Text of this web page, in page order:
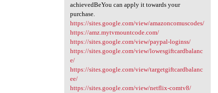
achievedBeYou can apply it towards your
purchase.
https://sites.google.com/view/amazoncomuscodes/
https://amz.mytvmountcode.com/
https://sites.google.com/view/paypal-loginss/
https://sites.google.com/view/lowesgiftcardbalanc
e/
https://sites.google.com/view/targetgiftcardbalanc
ee/
https://sites.google.com/view/netflix-comtv8/